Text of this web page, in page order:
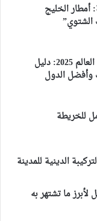
أمطار الخليج
الشتوي”
الهجرة واللجوء في دول العالم 2025: دليل
وأفضل الدول
للخريطة
الدينية للمدينة
ما تشتهر به